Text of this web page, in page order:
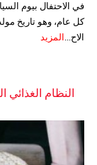
كل عام، وهو تاريخ
الاح... المزيد
النظام